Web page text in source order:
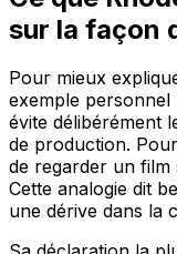
sur la façon
Pour mieux
exemple
évite délibérément
de production.
de regarder un film
Cette analogie dit
une dérive dans la